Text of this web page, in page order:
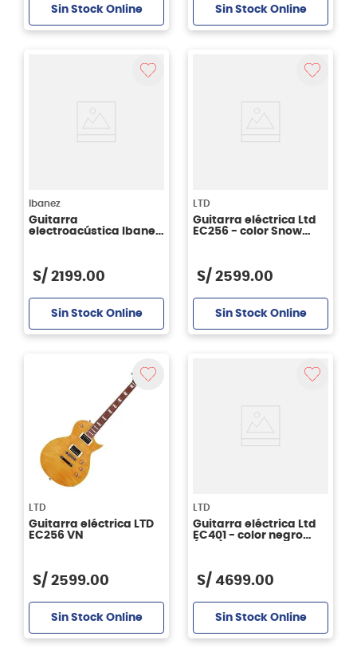
Sin Stock Online Sin Stock Online
Ibanez
Guitarra
electroacústica Ibanez
S/ 2199.00
Sin Stock Online
LTD
Guitarra eléctrica Ltd
EC256 - color Snow
S/ 2599.00
Sin Stock Online
LTD
Guitarra eléctrica LTD
EC256 VN
S/ 2599.00
Sin Stock Online
LTD
Guitarra eléctrica Ltd
EC401 - color negro
S/ 4699.00
Sin Stock Online